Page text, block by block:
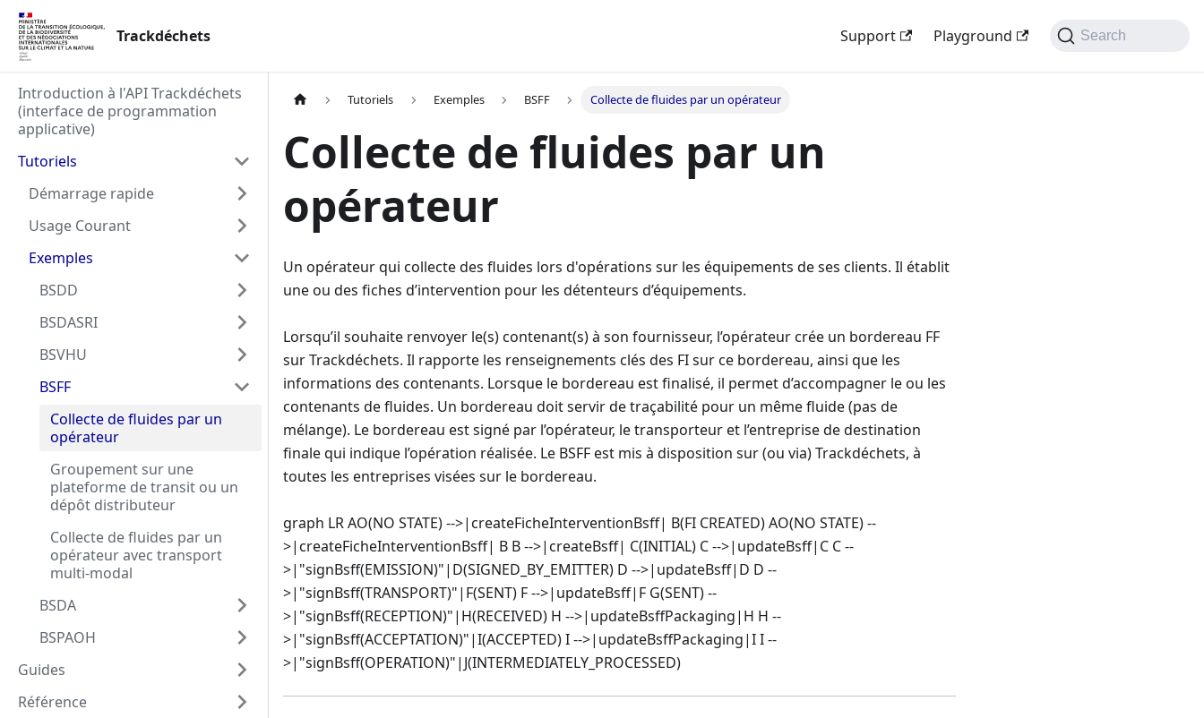
Trackdéchets Support Playground Search
Introduction à l'API Trackdéchets
(interface de programmation
applicative)
Tutoriels
Démarrage rapide
Usage Courant
Exemples
BSDD
BSDASRI
BSVHU
BSFF
Collecte de fluides par un
opérateur
Groupement sur une
plateforme de transit ou un
dépôt distributeur
Collecte de fluides par un
opérateur avec transport
multi-modal
BSDA
BSPAOH
Guides
Référence
Tutoriels Exemples BSFF Collecte de fluides par un opérateur
Collecte de fluides par un
opérateur
Un opérateur qui collecte des fluides lors d'opérations sur les équipements de ses clients. Il établit
une ou des fiches d’intervention pour les détenteurs d’équipements.
Lorsqu’il souhaite renvoyer le(s) contenant(s) à son fournisseur, l’opérateur crée un bordereau FF
sur Trackdéchets. Il rapporte les renseignements clés des FI sur ce bordereau, ainsi que les
informations des contenants. Lorsque le bordereau est finalisé, il permet d’accompagner le ou les
contenants de fluides. Un bordereau doit servir de traçabilité pour un même fluide (pas de
mélange). Le bordereau est signé par l’opérateur, le transporteur et l’entreprise de destination
finale qui indique l’opération réalisée. Le BSFF est mis à disposition sur (ou via) Trackdéchets, à
toutes les entreprises visées sur le bordereau.
graph LR AO(NO STATE) -->|createFicheInterventionBsff| B(FI CREATED) AO(NO STATE) --
>|createFicheInterventionBsff| B B -->|createBsff| C(INITIAL) C -->|updateBsff|C C --
>|"signBsff(EMISSION)"|D(SIGNED_BY_EMITTER) D -->|updateBsff|D D --
>|"signBsff(TRANSPORT)"|F(SENT) F -->|updateBsff|F G(SENT) --
>|"signBsff(RECEPTION)"|H(RECEIVED) H -->|updateBsffPackaging|H H --
>|"signBsff(ACCEPTATION)"|I(ACCEPTED) I -->|updateBsffPackaging|I I --
>|"signBsff(OPERATION)"|J(INTERMEDIATELY_PROCESSED)